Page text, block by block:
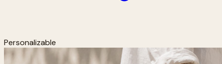
Personalizable